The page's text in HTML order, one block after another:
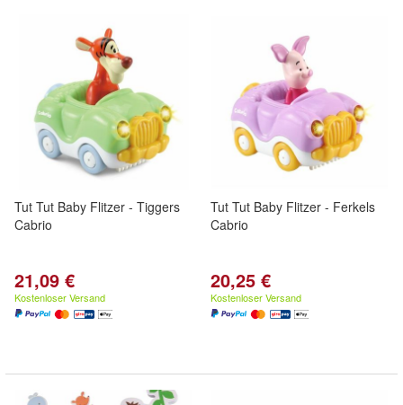
Tut Tut Baby Flitzer - Tiggers
Cabrio
21,09 €
Kostenloser Versand
Tut Tut Baby Flitzer - Ferkels
Cabrio
20,25 €
Kostenloser Versand